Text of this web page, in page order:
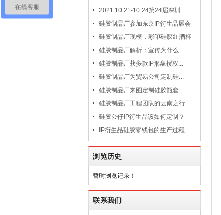
2021.10.21-10.24第24届深圳...
硅胶制品厂参加东京IP衍生品展会
硅胶制品厂现模，彩印硅胶红酒杯
硅胶制品厂解析：宣传为什么...
硅胶制品厂获多款IP形象授权...
硅胶制品厂为贸易公司定制硅...
硅胶制品厂来图定制硅胶瓶套
硅胶制品厂工程团队的云南之行
硅胶公仔IP衍生品该如何定制？
IP衍生品硅胶零钱包的生产过程
浏览历史
暂时浏览记录！
联系我们
在线客服